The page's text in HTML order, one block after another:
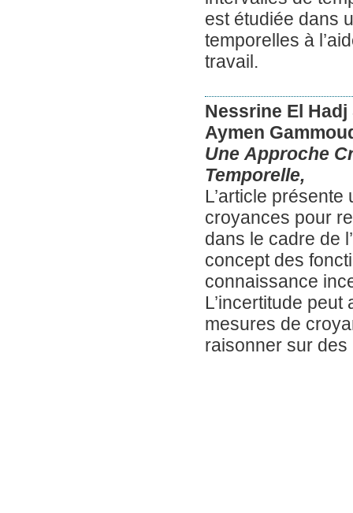
est étudiée dans
temporelles à
travail.
Nessrine El Hadj
Aymen
Une Approche
Temporelle,
L’article
croyances pour
dans le cadre de
concept des
connaissance
L’incertitude
mesures de
raisonner sur